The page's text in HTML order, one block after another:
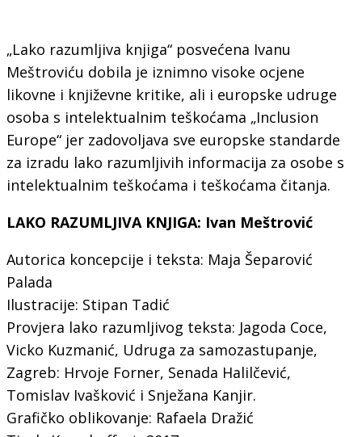
„Lako razumljiva knjiga“ posvećena Ivanu
Meštroviću dobila je iznimno visoke ocjene
likovne i književne kritike, ali i europske udruge
osoba s intelektualnim teškoćama „Inclusion
Europe“ jer zadovoljava sve europske standarde
za izradu lako razumljivih informacija za osobe s
intelektualnim teškoćama i teškoćama čitanja.
LAKO RAZUMLJIVA KNJIGA: Ivan Meštrović
Autorica koncepcije i teksta: Maja Šeparović
Palada
Ilustracije: Stipan Tadić
Provjera lako razumljivog teksta: Jagoda Coce,
Vicko Kuzmanić, Udruga za samozastupanje,
Zagreb: Hrvoje Forner, Senada Halilčević,
Tomislav Ivašković i Snježana Kanjir.
Grafičko oblikovanje: Rafaela Dražić